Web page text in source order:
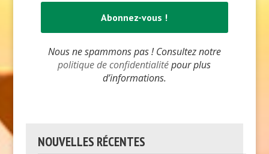
Nous ne spammons pas ! Consultez notre
politique de confidentialitépour plus
d’informations.
NOUVELLES RÉCENTES